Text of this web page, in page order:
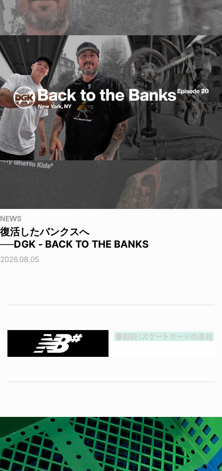
NEWS
復活したバンクスへ
──DGK - BACK TO THE BANKS
2026.08.05